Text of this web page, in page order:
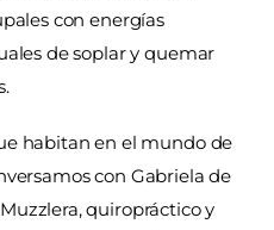
con energías
de soplar y quemar
habitan en el mundo de
con Gabriela de
quiropráctico y